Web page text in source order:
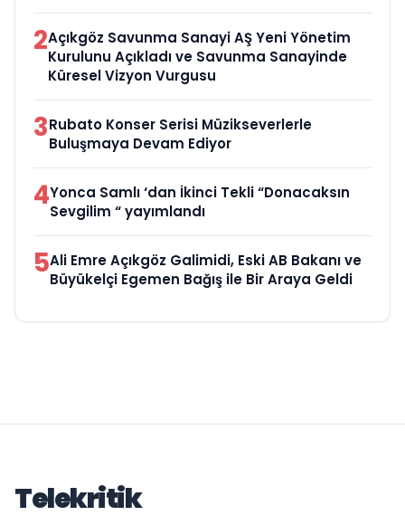
2Açıkgöz Savunma Sanayi AŞ Yeni Yönetim
Kurulunu Açıkladı ve Savunma Sanayinde
Küresel Vizyon Vurgusu
3Rubato Konser Serisi Müzikseverlerle
Buluşmaya Devam Ediyor
4Yonca Samlı ‘dan İkinci Tekli “Donacaksın
Sevgilim “ yayımlandı
5Ali Emre Açıkgöz Galimidi, Eski AB Bakanı ve
Büyükelçi Egemen Bağış ile Bir Araya Geldi
Telekritik